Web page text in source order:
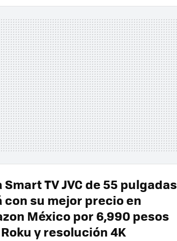
Smart TV JVC de 55 pulgadas
con su mejor precio en
México por 6,990 pesos
y resolución 4K